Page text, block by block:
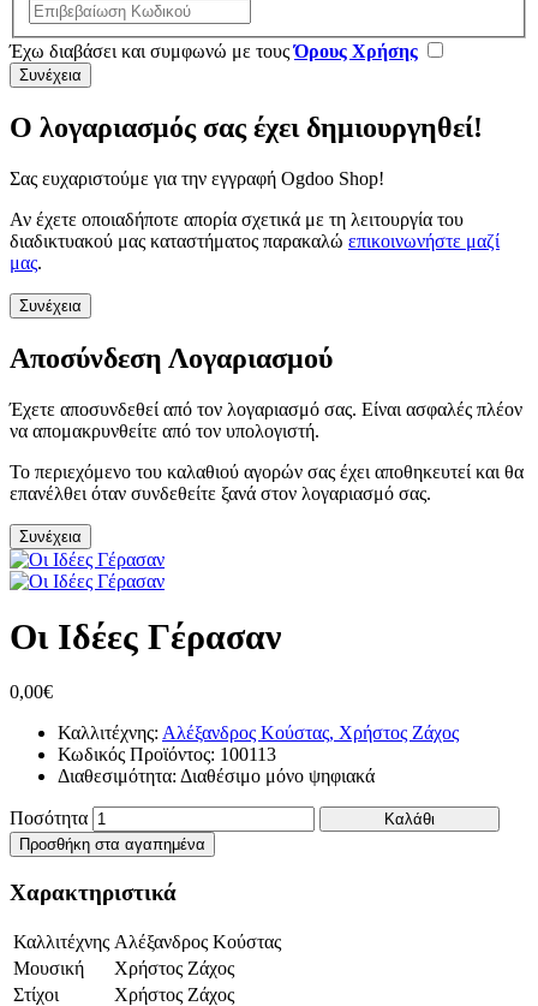
Έχω διαβάσει και συμφωνώ με τουςΌρους Χρήσης
Ο λογαριασμός σας έχει δημιουργηθεί!
Σας ευχαριστούμε για την εγγραφή Ogdoo Shop!
Αν έχετε οποιαδήποτε απορία σχετικά με τη λειτουργία του
διαδικτυακού μας καταστήματος παρακαλώ επικοινωνήστε μαζί
μας.
Συνέχεια
Αποσύνδεση Λογαριασμού
Έχετε αποσυνδεθεί από τον λογαριασμό σας. Είναι ασφαλές πλέον
να απομακρυνθείτε από τον υπολογιστή.
Το περιεχόμενο του καλαθιού αγορών σας έχει αποθηκευτεί και θα
επανέλθει όταν συνδεθείτε ξανά στον λογαριασμό σας.
Συνέχεια
Οι Ιδέες Γέρασαν
0,00€
Καλλιτέχνης: Αλέξανδρος Κούστας, Χρήστος Ζάχος
Κωδικός Προϊόντος: 100113
Διαθεσιμότητα: Διαθέσιμο μόνο ψηφιακά
Ποσότητα
Καλάθι
Προσθήκη στα αγαπημένα
Χαρακτηριστικά
Καλλιτέχνης Αλέξανδρος Κούστας
Μουσική
Χρήστος Ζάχος
Στίχοι
Χρήστος Ζάχος